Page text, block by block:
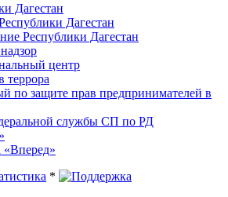
Дагестан
Дагестан
Республики Дагестан
центр
террора
по защите прав предпринимателей в
службы СП по РД
«Вперед»
*